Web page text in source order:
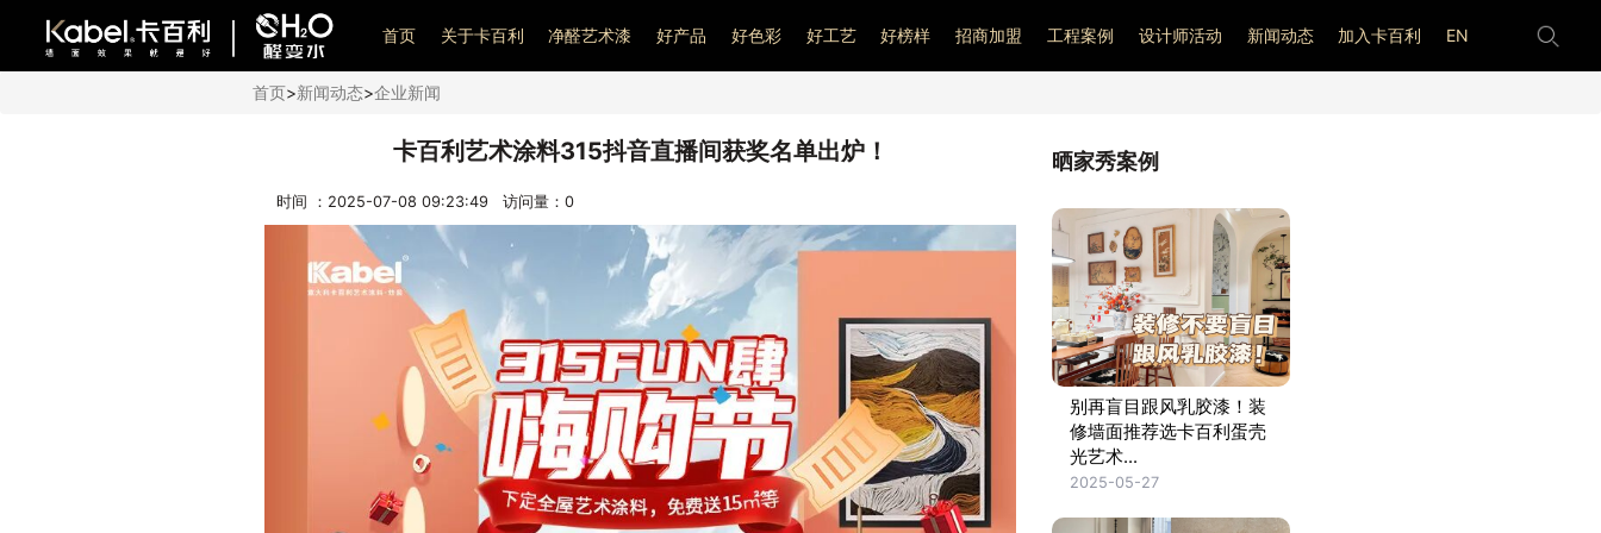
艺术漆加盟
首页 关于卡百利 净醛艺术漆 好产品 好色彩 好工艺 好榜样 招商加盟 工程案例 设计师活动 新闻动态 加入卡百利 EN
首页>新闻动态>企业新闻
卡百利艺术涂料315抖音直播间获奖名单出炉！
时间 ：2025-07-08 09:23:49 访问量： 0
晒家秀案例
别再盲目跟风乳胶漆！装
修墙面推荐选卡百利蛋壳
光艺术...
2025-05-27